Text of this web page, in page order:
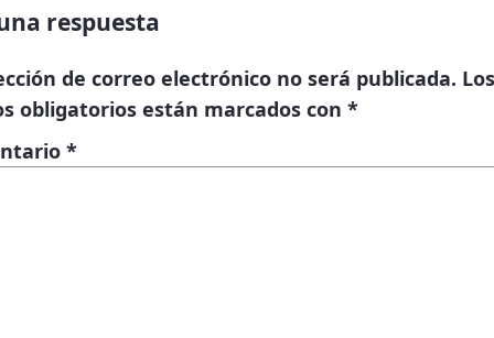
respuesta
de correo electrónico no será publicada. Los
obligatorios están marcados con *
*